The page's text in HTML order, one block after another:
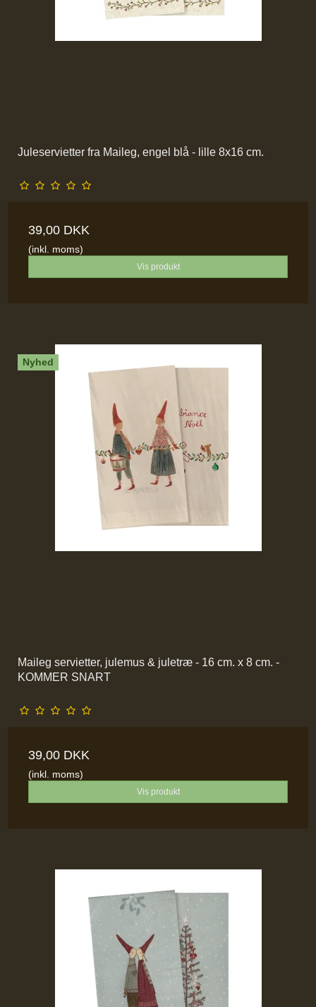
Juleservietter fra Maileg, engel blå - lille 8x16 cm.
39,00 DKK
(inkl. moms)
Vis produkt
Nyhed
Maileg servietter, julemus & juletræ - 16 cm. x 8 cm. -
KOMMER SNART
39,00 DKK
(inkl. moms)
Vis produkt